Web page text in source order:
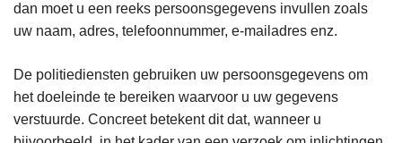
dan moet u een reeks persoonsgegevens invullen zoals
uw naam, adres, telefoonnummer, e-mailadres enz.
De politiediensten gebruiken uw persoonsgegevens om
het doeleinde te bereiken waarvoor u uw gegevens
verstuurde. Concreet betekent dit dat, wanneer u